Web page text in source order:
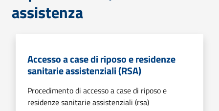
assistenza
Accesso a case di riposo e residenze
sanitarie assistenziali (RSA)
Procedimento di accesso a case di riposo e
residenze sanitarie assistenziali (rsa)